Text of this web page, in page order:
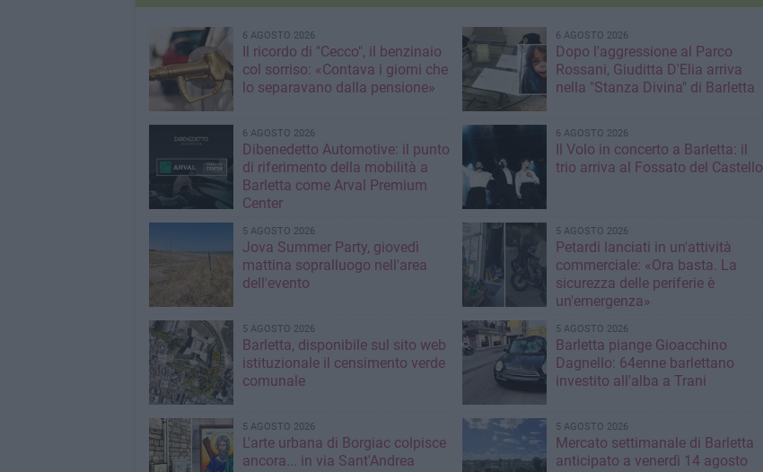
6 AGOSTO 2026
Il ricordo di "Cecco", il benzinaio
col sorriso: «Contava i giorni che
lo separavano dalla pensione»
6 AGOSTO 2026
Dopo l'aggressione al Parco
Rossani, Giuditta D'Elia arriva
nella "Stanza Divina" di Barletta
6 AGOSTO 2026
Dibenedetto Automotive: il punto
di riferimento della mobilità a
Barletta come Arval Premium
Center
6 AGOSTO 2026
Il Volo in concerto a Barletta: il
trio arriva al Fossato del Castello
5 AGOSTO 2026
Jova Summer Party, giovedì
mattina sopralluogo nell'area
dell'evento
5 AGOSTO 2026
Petardi lanciati in un'attività
commerciale: «Ora basta. La
sicurezza delle periferie è
un'emergenza»
5 AGOSTO 2026
Barletta, disponibile sul sito web
istituzionale il censimento verde
comunale
5 AGOSTO 2026
Barletta piange Gioacchino
Dagnello: 64enne barlettano
investito all'alba a Trani
5 AGOSTO 2026
L'arte urbana di Borgiac colpisce
ancora... in via Sant'Andrea
5 AGOSTO 2026
Mercato settimanale di Barletta
anticipato a venerdì 14 agosto